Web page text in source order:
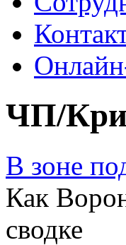
ЧП/
В зоне
Как
сводке